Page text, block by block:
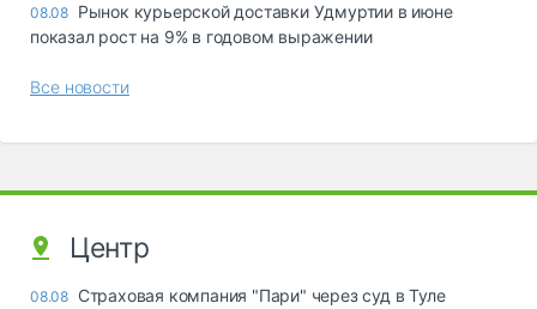
08.08 Рынок курьерской доставки Удмуртии в июне
показал рост на 9% в годовом выражении
Все новости
Центр
08.08 Страховая компания "Пари" через суд в Туле